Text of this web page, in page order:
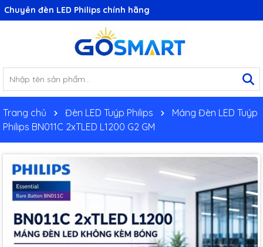
Chuyên đèn LED Philips chính hãng
Trang chủ Đèn LED Tuýp Philips
Máng Đèn LED Tuýp
Philips BN011C 2xTLED L1200 G2 GM